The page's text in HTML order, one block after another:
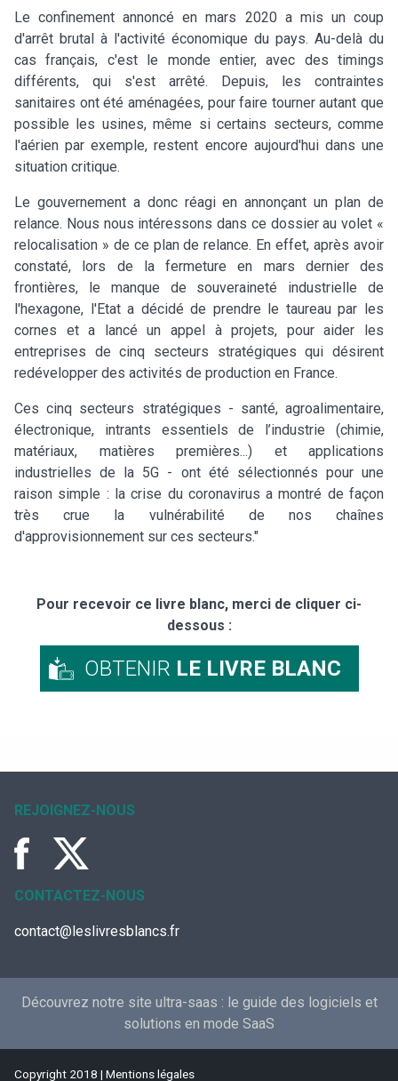
Le confinement annoncé en mars 2020 a mis un coup
d'arrêt brutal à l'activité économique du pays. Au-delà du
cas français, c'est le monde entier, avec des timings
différents, qui s'est arrêté. Depuis, les contraintes
sanitaires ont été aménagées, pour faire tourner autant que
possible les usines, même si certains secteurs, comme
l'aérien par exemple, restent encore aujourd'hui dans une
situation critique.
Le gouvernement a donc réagi en annonçant un plan de
relance. Nous nous intéressons dans ce dossier au volet «
relocalisation » de ce plan de relance. En effet, après avoir
constaté, lors de la fermeture en mars dernier des
frontières, le manque de souveraineté industrielle de
l'hexagone, l'Etat a décidé de prendre le taureau par les
cornes et a lancé un appel à projets, pour aider les
entreprises de cinq secteurs stratégiques qui désirent
redévelopper des activités de production en France.
Ces cinq secteurs stratégiques - santé, agroalimentaire,
électronique, intrants essentiels de l’industrie (chimie,
matériaux, matières premières...) et applications
industrielles de la 5G - ont été sélectionnés pour une
raison simple : la crise du coronavirus a montré de façon
très crue la vulnérabilité de nos chaînes
d'approvisionnement sur ces secteurs."
Pour recevoir ce livre blanc, merci de cliquer ci-
dessous :
OBTENIR LE LIVRE BLANC
REJOIGNEZ-NOUS
CONTACTEZ-NOUS
contact@leslivresblancs.fr
Découvrez notre site ultra-saas : le guide des logiciels et
solutions en mode SaaS
Copyright 2018 | Mentions légales